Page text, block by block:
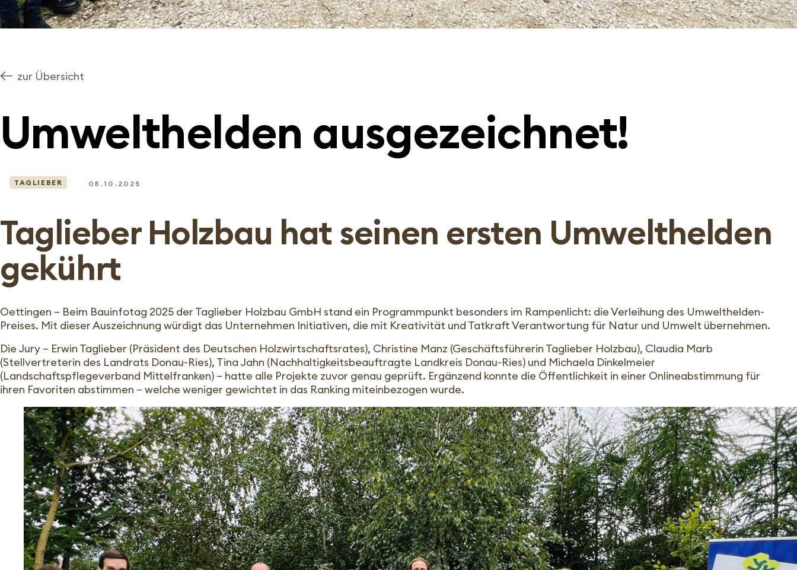
zur Übersicht
Umwelthelden ausgezeichnet!
TAGLIEBER 08.10.2025
Taglieber Holzbau hat seinen ersten Umwelthelden
gekührt
Oettingen – Beim Bauinfotag 2025 der Taglieber Holzbau GmbH stand ein Programmpunkt besonders im Rampenlicht: die Verleihung des Umwelthelden-
Preises. Mit dieser Auszeichnung würdigt das Unternehmen Initiativen, die mit Kreativität und Tatkraft Verantwortung für Natur und Umwelt übernehmen.
Die Jury – Erwin Taglieber (Präsident des Deutschen Holzwirtschaftsrates), Christine Manz (Geschäftsführerin Taglieber Holzbau), Claudia Marb
(Stellvertreterin des Landrats Donau-Ries), Tina Jahn (Nachhaltigkeitsbeauftragte Landkreis Donau-Ries) und Michaela Dinkelmeier
(Landschaftspflegeverband Mittelfranken) – hatte alle Projekte zuvor genau geprüft. Ergänzend konnte die Öffentlichkeit in einer Onlineabstimmung für
ihren Favoriten abstimmen – welche weniger gewichtet in das Ranking miteinbezogen wurde.